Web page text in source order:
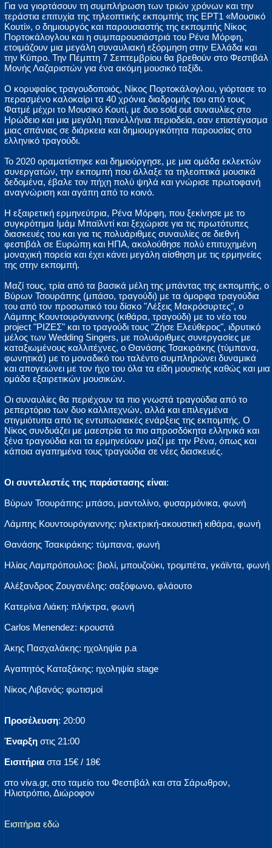
Για να γιορτάσουν τη συμπλήρωση των τριών χρόνων και την
τεράστια επιτυχία της τηλεοπτικής εκπομπής της ΕΡΤ1 «Μουσικό
Κουτί», ο δημιουργός και παρουσιαστής της εκπομπής Νίκος
Πορτοκάλογλου και η συμπαρουσιάστριά του Ρένα Μόρφη,
ετοιμάζουν μια μεγάλη συναυλιακή εξόρμηση στην Ελλάδα και
την Κύπρο. Την Πέμπτη 7 Σεπτεμβρίου θα βρεθούν στο Φεστιβάλ
Μονής Λαζαριστών για ένα ακόμη μουσικό ταξίδι.
Ο κορυφαίος τραγουδοποιός, Νίκος Πορτοκάλογλου, γιόρτασε το
περασμένο καλοκαίρι τα 40 χρόνια διαδρομής του από τους
Φατμέ μέχρι το Μουσικό Κουτί, με δυο sold out συναυλίες στο
Ηρώδειο και μια μεγάλη πανελλήνια περιοδεία, σαν επιστέγασμα
μιας σπάνιας σε διάρκεια και δημιουργικότητα παρουσίας στο
ελληνικό τραγούδι.
Το 2020 οραματίστηκε και δημιούργησε, με μια ομάδα εκλεκτών
συνεργατών, την εκπομπή που άλλαξε τα τηλεοπτικά μουσικά
δεδομένα, έβαλε τον πήχη πολύ ψηλά και γνώρισε πρωτοφανή
αναγνώριση και αγάπη από το κοινό.
Η εξαιρετική ερμηνεύτρια, Ρένα Μόρφη, που ξεκίνησε με το
συγκρότημα Ιμάμ Μπαϊλντί και ξεχώρισε για τις πρωτότυπες
διασκευές του και για τις πολυάριθμες συναυλίες σε διεθνή
φεστιβάλ σε Ευρώπη και ΗΠΑ, ακολούθησε πολύ επιτυχημένη
μοναχική πορεία και έχει κάνει μεγάλη αίσθηση με τις ερμηνείες
της στην εκπομπή.
Μαζί τους, τρία από τα βασικά μέλη της μπάντας της εκπομπής, ο
Βύρων Τσουράπης (μπάσο, τραγούδι) με τα όμορφα τραγούδια
του από τον προσωπικό του δίσκο "Λέξεις Μακρόσυρτες", ο
Λάμπης Κουντουρόγιαννης (κιθάρα, τραγούδι) με το νέο του
project "ΡΙΖΕΣ" και το τραγούδι τους "Ζήσε Ελεύθερος", ιδρυτικό
μέλος των Wedding Singers, με πολυάριθμες συνεργασίες με
καταξιωμένους καλλιτέχνες, ο Θανάσης Τσακιράκης (τύμπανα,
φωνητικά) με το μοναδικό του ταλέντο συμπληρώνει δυναμικά
και απογειώνει με τον ήχο του όλα τα είδη μουσικής καθώς και μια
ομάδα εξαιρετικών μουσικών.
Οι συναυλίες θα περιέχουν τα πιο γνωστά τραγούδια από το
ρεπερτόριο των δυο καλλιτεχνών, αλλά και επιλεγμένα
στιγμιότυπα από τις εντυπωσιακές ενάρξεις της εκπομπής. Ο
Νίκος συνδυάζει με μαεστρία τα πιο απροσδόκητα ελληνικά και
ξένα τραγούδια και τα ερμηνεύουν μαζί με την Ρένα, όπως και
κάποια αγαπημένα τους τραγούδια σε νέες διασκευές.
Οι συντελεστές της παράστασης είναι:
Βύρων Τσουράπης: μπάσο, μαντολίνο, φυσαρμόνικα, φωνή
Λάμπης Κουντουρόγιαννης: ηλεκτρική-ακουστική κιθάρα, φωνή
Θανάσης Τσακιράκης: τύμπανα, φωνή
Ηλίας Λαμπρόπουλος: βιολί, μπουζούκι, τρομπέτα, γκάϊντα, φωνή
Αλέξανδρος Ζουγανέλης: σαξόφωνο, φλάουτο
Κατερίνα Λιάκη: πλήκτρα, φωνή
Carlos Menendez: κρουστά
Άκης Πασχαλάκης: ηχοληψία p.a
Αγαπητός Καταξάκης: ηχοληψία stage
Νίκος Λιβανός: φωτισμοί
Προσέλευση: 20:00
Έναρξη στις 21:00
Eισιτήρια στα 15€ / 18€
στο viva.gr, στο ταμείο του Φεστιβάλ και στα Σάρωθρον,
Ηλιοτρόπιο, Διώροφον
Εισιτήρια εδώ